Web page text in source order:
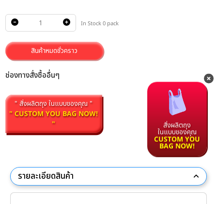
In Stock 0 pack
สินค้าหมดชั่วคราว
ช่องทางสั่งซื้ออื่นๆ
" สั่งผลิตถุง ในแบบของคุณ "
" CUSTOM YOU BAG NOW!
"
รายละเอียดสินค้า
สั่งผลิตถุง
ในแบบของคุณ
CUSTOM YOU
BAG NOW!